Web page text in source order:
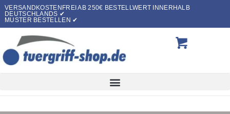
VERSANDKOSTENFREI AB 250€ BESTELLWERT INNERHALB
DEUTSCHLANDS ✔
MUSTER BESTELLEN ✔